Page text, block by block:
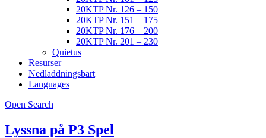
20KTP Nr. 126 – 150
20KTP Nr. 151 – 175
20KTP Nr. 176 – 200
20KTP Nr. 201 – 230
Quietus
Resurser
Nedladdningsbart
Languages
Open Search
Lyssna på P3 Spel